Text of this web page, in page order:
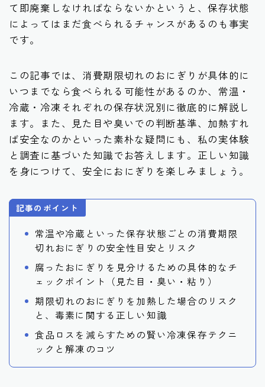
て即廃棄しなければならないかというと、保存状態
によってはまだ食べられるチャンスがあるのも事実
です。
この記事では、消費期限切れのおにぎりが具体的に
いつまでなら食べられる可能性があるのか、常温・
冷蔵・冷凍それぞれの保存状況別に徹底的に解説し
ます。また、見た目や臭いでの判断基準、加熱すれ
ば安全なのかといった素朴な疑問にも、私の実体験
と調査に基づいた知識でお答えします。正しい知識
を身につけて、安全におにぎりを楽しみましょう。
記事のポイント
常温や冷蔵といった保存状態ごとの消費期限
切れおにぎりの安全性目安とリスク
腐ったおにぎりを見分けるための具体的なチ
ェックポイント（見た目・臭い・粘り）
期限切れのおにぎりを加熱した場合のリスク
と、毒素に関する正しい知識
食品ロスを減らすための賢い冷凍保存テクニ
ックと解凍のコツ